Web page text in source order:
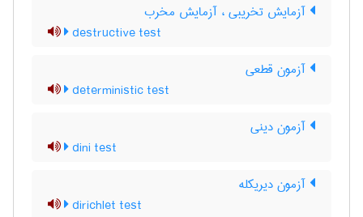
آزمایش تخریبی ، آزمایش مخرب
destructive test
آزمون قطعی
deterministic test
آزمون دینی
dini test
آزمون دیریکله
dirichlet test